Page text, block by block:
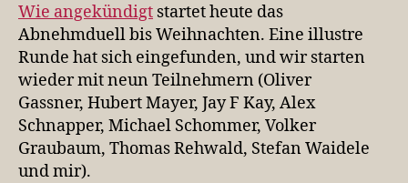
Wie angekündigt startet heute das
Abnehmduell bis Weihnachten. Eine illustre
Runde hat sich eingefunden, und wir starten
wieder mit neun Teilnehmern (Oliver
Gassner, Hubert Mayer, Jay F Kay, Alex
Schnapper, Michael Schommer, Volker
Graubaum, Thomas Rehwald, Stefan Waidele
und mir).